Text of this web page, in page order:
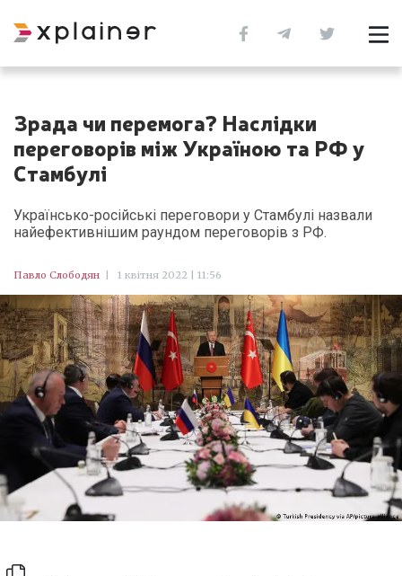
Зрада чи перемога? Наслідки
переговорів між Україною та РФ у
Стамбулі
Українсько-російські переговори у Стамбулі назвали
найефективнішим раундом переговорів з РФ.
Павло Слободян 1 квітня 2022 | 11:56